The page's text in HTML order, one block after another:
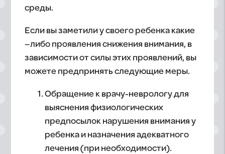
среды.
Если вы заметили у своего ребенка какие
–либо проявления снижения внимания, в
зависимости от силы этих проявлений, вы
можете предпринять следующие меры.
Обращение к врачу-неврологу для
выяснения физиологических
предпосылок нарушения внимания у
ребенка и назначения адекватного
лечения (при необходимости).